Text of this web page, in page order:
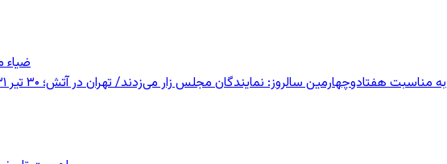
ضیاء
به مناسبت هفتادوچهارمین سالروز: نمایندگان مجلس زار می‌زدند/ تهران در آتش؛ ۳۰ تیر ۱۳۳۱ میدان بهارستان چه خبر بود؟